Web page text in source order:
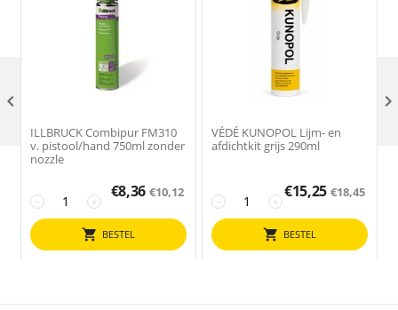
ILLBRUCK Combipur FM310
v. pistool/hand 750ml zonder
nozzle
+
−
€8,36 €10,12
BESTEL
VÉDÉ KUNOPOL Lijm- en
afdichtkit grijs 290ml
+
−
€15,25 €18,45
BESTEL
 